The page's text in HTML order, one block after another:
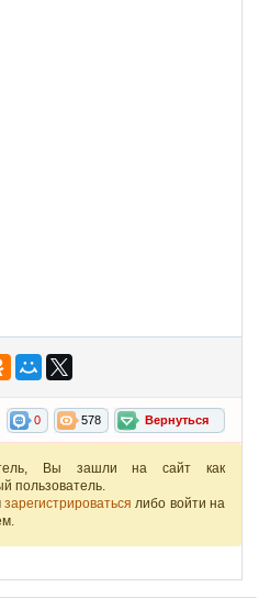
Вернуться
578
0
Вы зашли на сайт как
пользователь.
зарегистрироватьсялибо войти на